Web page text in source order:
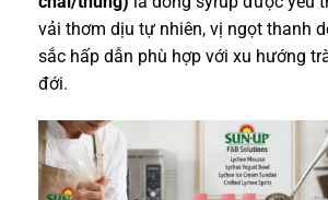
vải thơm dịu tự nhiên, vị ngọt thanh
sắc hấp dẫn phù hợp với xu hướng
đới.